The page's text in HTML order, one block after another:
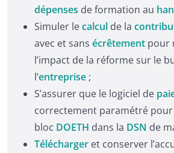
dépenses de formation au
Simuler lecalcul de la
avec et sans écrêtement pour
l’impact de la réforme sur le
l’entreprise ;
S’assurer que le logiciel de
correctement paramétré
bloc DOETH dans la DSN de
Télécharger et conserver